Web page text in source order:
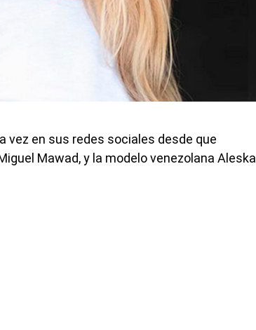
vez en sus redes sociales desde que
Mawad, y la modelo venezolana Aleska